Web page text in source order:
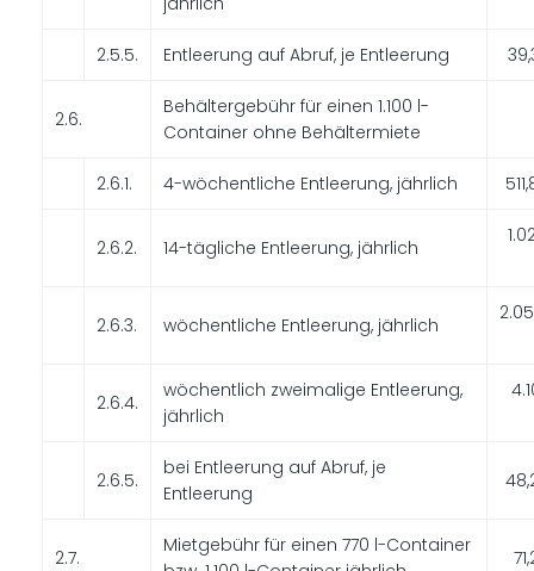
2.5.5. Entleerung auf Abruf, je Entleerung
2.6.
Behältergebühr für einen 1.100 l-
Container ohne Behältermiete
2.6.1. 4-wöchentliche Entleerung, jährlich
2.6.2. 14-tägliche Entleerung, jährlich
2.6.3. wöchentliche Entleerung, jährlich
2.6.4.
wöchentlich zweimalige Entleerung,
jährlich
2.6.5.
bei Entleerung auf Abruf, je
Entleerung
2.7.
Mietgebühr für einen 770 l-Container